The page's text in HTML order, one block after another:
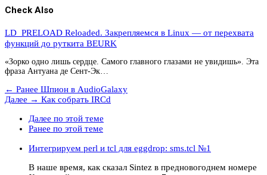
Check Also
LD_PRELOAD Reloaded. Закрепляемся в Linux — от перехвата
функций до руткита BEURK
«Зорко одно лишь сердце. Самого главного глазами не увидишь». Эта
фраза Антуана де Сент-Эк…
← Ранее Шпион в AudioGalaxy
Далее → Как собрать IRCd
Далее по этой теме
Ранее по этой теме
Интегрируем perl и tcl для eggdrop: sms.tcl №1
В наше время, как сказал Sintez в предновогоднем номере